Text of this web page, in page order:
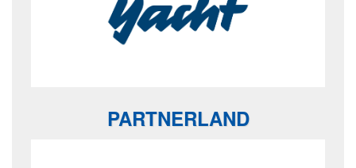
PARTNERLAND